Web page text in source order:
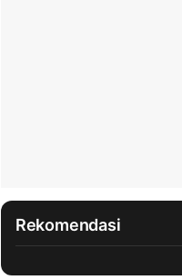
Rekomendasi